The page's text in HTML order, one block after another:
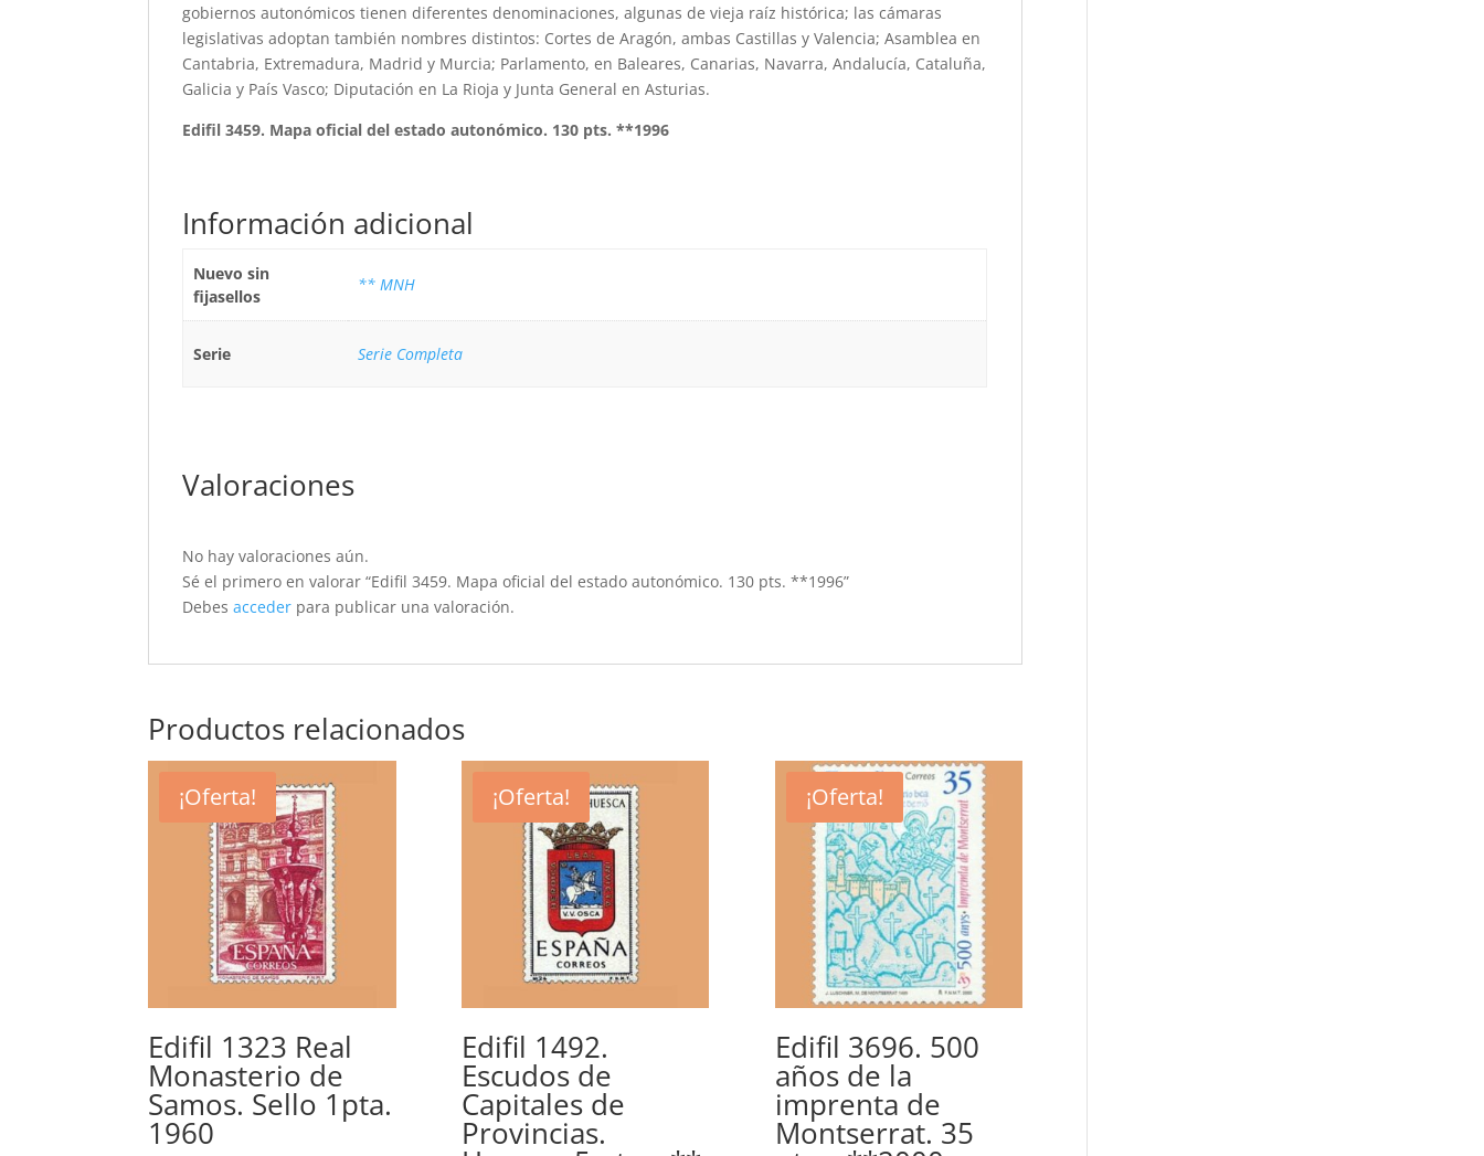
gobiernos autonómicos tienen diferentes denominaciones, algunas de vieja raíz histórica; las cámaras
legislativas adoptan también nombres distintos: Cortes de Aragón, ambas Castillas y Valencia; Asamblea en
Cantabria, Extremadura, Madrid y Murcia; Parlamento, en Baleares, Canarias, Navarra, Andalucía, Cataluña,
Galicia y País Vasco; Diputación en La Rioja y Junta General en Asturias.
Edifil 3459. Mapa oficial del estado autonómico. 130 pts. **1996
Información adicional
Nuevo sin
fijasellos
** MNH
Serie Serie Completa
Valoraciones
No hay valoraciones aún.
Sé el primero en valorar “Edifil 3459. Mapa oficial del estado autonómico. 130 pts. **1996”
Debesacceder para publicar una valoración.
Productos relacionados
¡Oferta!
Edifil 1323 Real
Monasterio de
Samos. Sello 1pta.
1960
¡Oferta!
Edifil 1492.
Escudos de
Capitales de
Provincias.
¡Oferta!
Edifil 3696. 500
años de la
imprenta de
Montserrat. 35